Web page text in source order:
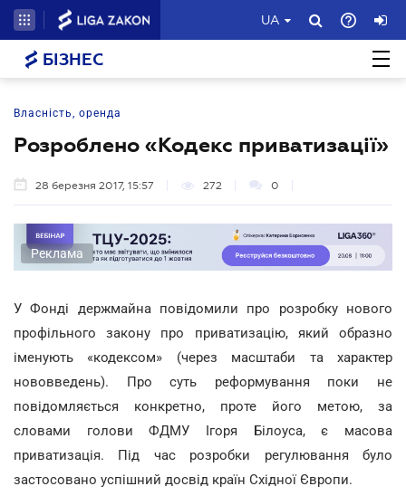
UA
БІЗНЕС
Власність, оренда
Розроблено «Кодекс приватизації»
28 березня 2017, 15:57 272 0
Реклама
У Фонді держмайна повідомили про розробку нового
профільного закону про приватизацію, який образно
іменують «кодексом» (через масштаби та характер
нововведень). Про суть реформування поки не
повідомляється конкретно, проте його метою, за
словами голови ФДМУ Ігоря Білоуса, є масова
приватизація. Під час розробки регулювання було
застосовано успішний досвід країн Східної Європи.